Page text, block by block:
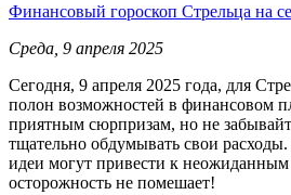
Финансовый гороскоп Стрельца на
Среда, 9 апреля 2025
Сегодня, 9 апреля 2025 года, для
полон возможностей в финансовом
приятным сюрпризам, но не
тщательно обдумывать свои
идеи могут привести к
осторожность не помешает!